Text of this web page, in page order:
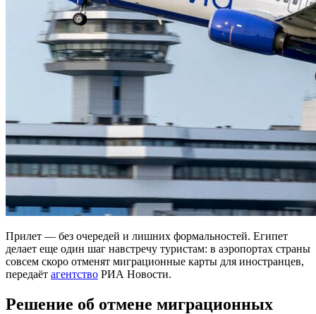
Прилет — без очередей и лишних формальностей. Египет
делает еще один шаг навстречу туристам: в аэропортах страны
совсем скоро отменят миграционные карты для иностранцев,
передаёт агентство РИА Новости.
Решение об отмене миграционных